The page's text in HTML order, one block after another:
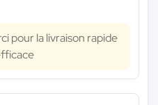
pour la livraison rapide